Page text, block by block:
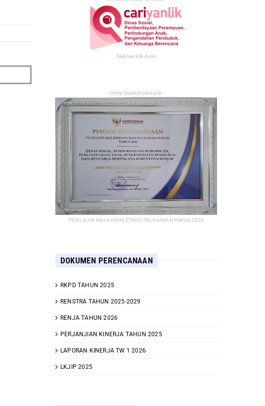
Silahkan klik disini
- OPINI OMBUDSMAN RI: -
PENILAIAN MALADMINISTRASI PELAYANAN PUBLIK 2025
DOKUMEN PERENCANAAN
RKPD TAHUN 2025
RENSTRA TAHUN 2025-2029
RENJA TAHUN 2026
PERJANJIAN KINERJA TAHUN 2025
LAPORAN KINERJA TW 1 2026
LKJIP 2025